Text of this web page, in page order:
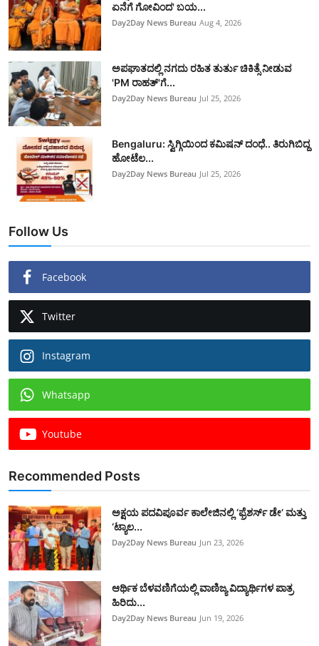
ಏನೆಗೆ ಗೋವಿಂದ' ಬಯ...
Day2Day News Bureau Aug 4, 2026
ಅಪಘಾತದಲ್ಲಿ ನಗದು ರಹಿತ ತುರ್ತು ಚಿಕಿತ್ಸೆ ನೀಡುವ
'PM ರಾಹತ್'ಗೆ...
Day2Day News Bureau Jul 25, 2026
Bengaluru: ಸ್ವಿಗ್ಗಿಯಿಂದ ಕಮಿಷನ್ ದಂಧೆ.. ತಿರುಗಿಬಿದ್ದ
ಹೋಟೆಲ...
Day2Day News Bureau Jul 25, 2026
Follow Us
Facebook
Twitter
Instagram
Whatsapp
Youtube
Recommended Posts
ಅಕ್ಷಯ ಪದವಿಪೂರ್ವ ಕಾಲೇಜಿನಲ್ಲಿ ‘ಫ್ರೆಶರ್ಸ್ ಡೇ’ ಮತ್ತು
‘ಟ್ಯಾಲ...
Day2Day News Bureau Jun 23, 2026
​ಆರ್ಥಿಕ ಬೆಳವಣಿಗೆಯಲ್ಲಿ ವಾಣಿಜ್ಯ ವಿದ್ಯಾರ್ಥಿಗಳ ಪಾತ್ರ
ಹಿರಿದು...
Day2Day News Bureau Jun 19, 2026